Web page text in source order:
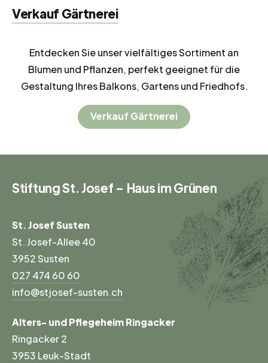
Verkauf Gärtnerei
Entdecken Sie unser vielfältiges Sortiment an
Blumen und Pflanzen, perfekt geeignet für die
Gestaltung Ihres Balkons, Gartens und Friedhofs.
Verkauf Gärtnerei
Stiftung St. Josef – Haus im Grünen
St. Josef Susten
St. Josef-Allee 40
3952 Susten
027 474 60 60
info@stjosef-susten.ch
Alters- und Pflegeheim Ringacker
Ringacker 2
3953 Leuk-Stadt